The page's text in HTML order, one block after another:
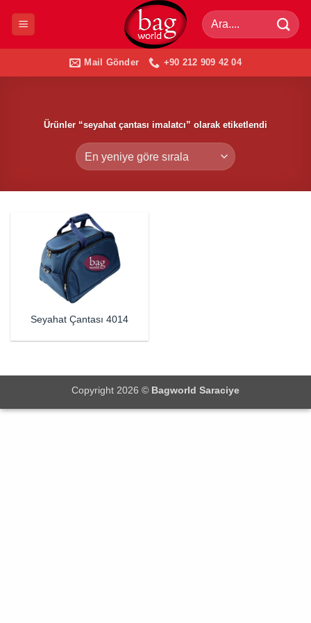
Ara:
Mail Gönder +90 212 909 42 04
Ürünler “seyahat çantası imalatcı” olarak etiketlendi
Seyahat Çantası 4014
Copyright 2026 © Bagworld Saraciye